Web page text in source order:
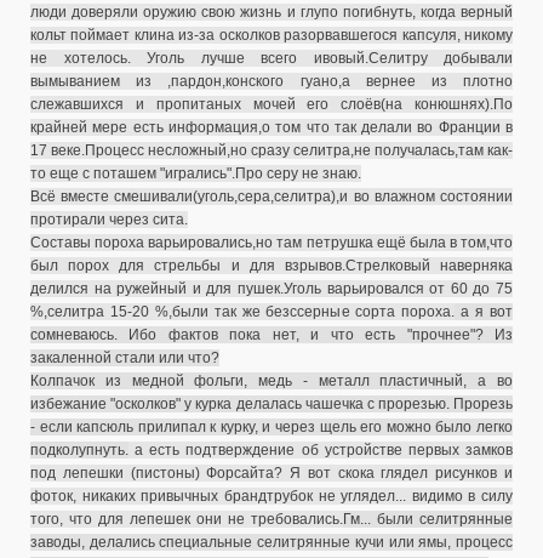
люди доверяли оружию свою жизнь и глупо погибнуть, когда верный
кольт поймает клина из-за осколков разорвавшегося капсуля, никому
не хотелось. Уголь лучше всего ивовый.Селитру добывали
вымыванием из ,пардон,конского гуано,а вернее из плотно
слежавшихся и пропитаных мочей его слоёв(на конюшнях).По
крайней мере есть информация,о том что так делали во Франции в
17 веке.Процесс несложный,но сразу селитра,не получалась,там как-
то еще с поташем "игрались".Про серу не знаю.
Всё вместе смешивали(уголь,сера,селитра),и во влажном состоянии
протирали через сита.
Составы пороха варьировались,но там петрушка ещё была в том,что
был порох для стрельбы и для взрывов.Стрелковый наверняка
делился на ружейный и для пушек.Уголь варьировался от 60 до 75
%,селитра 15-20 %,были так же безссерные сорта пороха. а я вот
сомневаюсь. Ибо фактов пока нет, и что есть "прочнее"? Из
закаленной стали или что?
Колпачок из медной фольги, медь - металл пластичный, а во
избежание "осколков" у курка делалась чашечка с прорезью. Прорезь
- если капсюль прилипал к курку, и через щель его можно было легко
подколупнуть. а есть подтверждение об устройстве первых замков
под лепешки (пистоны) Форсайта? Я вот скока глядел рисунков и
фоток, никаких привычных брандтрубок не углядел... видимо в силу
того, что для лепешек они не требовались.Гм... были селитрянные
заводы, делались специальные селитрянные кучи или ямы, процесс